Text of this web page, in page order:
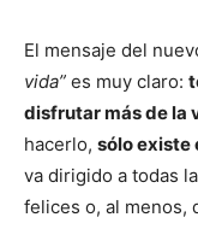
El mensaje del
vida” es muy claro:
disfrutar más de la
hacerlo, sólo existe
va dirigido a todas
felices o, al menos,